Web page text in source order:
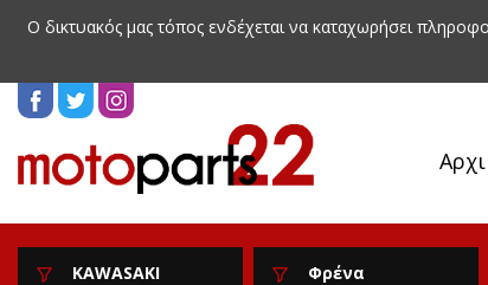
Ο δικτυακός μας τόπος ενδέχεται να καταχωρήσει
KAWASAKI Φρένα